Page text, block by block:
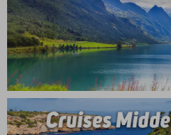
hier